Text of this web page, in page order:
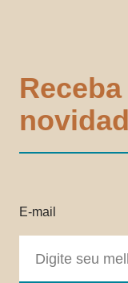
E-mail